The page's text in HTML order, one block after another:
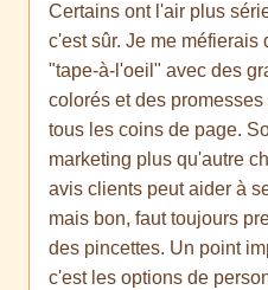
Certains ont l'air plus
c'est sûr. Je me méfierais
"tape-à-l'oeil" avec des
colorés et des
tous les coins de page.
marketing plus qu'autre
avis clients peut aider à
mais bon, faut toujours
des pincettes. Un point
c'est les options de